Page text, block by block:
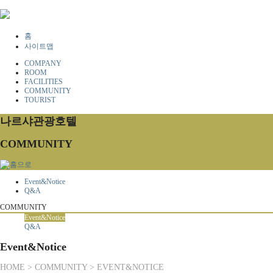
홈
사이트맵
COMPANY
ROOM
FACILITIES
COMMUNITY
TOURIST
나르샤관광호텔
COMMUNITY
Event&Notice
Q&A
COMMUNITY
Event&Notice
Q&A
Event&Notice
HOME > COMMUNITY > EVENT&NOTICE